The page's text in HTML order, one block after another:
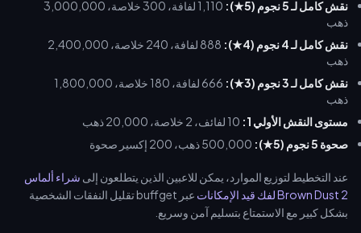
نقش كامل لـ 5 نجوم (5★):
1,110 لفافة، 300 خلاصة، 3,000,000
ذهب
نقش كامل لـ 4 نجوم (4★):
888 لفافة، 240 خلاصة، 2,400,000
ذهب
نقش كامل لـ 3 نجوم (3★):
666 لفافة، 180 خلاصة، 1,800,000
ذهب
مستوى النقش الأولي 1:
صحوة 5 نجوم (5★):
عند التخطيط لتوزيع الموارد، يمكن للاعبين الذين يتطلعون إلى شراء ألماس
Brown Dust 2 لفك قيد الإمكانات
عبر buffget تقليل النفقات الشخصية
بشكل كبير مع الاستمتاع بتسليم آمن وسريع.